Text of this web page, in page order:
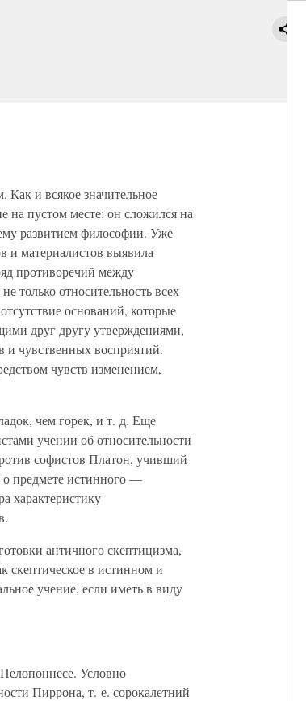
и всякое значительное
на пустом месте: он сложился на
развитием философии. Уже
и материалистов выявила
противоречий между
только относительность всех
оснований, которые
друг другу утверждениями,
и чувственных восприятий.
чувств изменением,
чем горек, и т. д. Еще
учении об относительности
софистов Платон, учивший
о предмете истинного —
характеристику
античного скептицизма,
скептическое в истинном и
учение, если иметь в виду
Условно
Пиррона, т. е. сорокалетний